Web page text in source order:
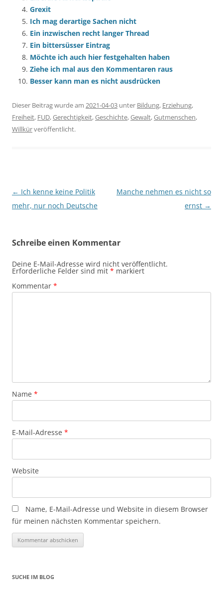
Grexit
Ich mag derartige Sachen nicht
Ein inzwischen recht langer Thread
Ein bittersüsser Eintrag
Möchte ich auch hier festgehalten haben
Ziehe ich mal aus den Kommentaren raus
Besser kann man es nicht ausdrücken
Dieser Beitrag wurde am 2021-04-03 unter Bildung, Erziehung,
Freiheit, FUD,Gerechtigkeit,Geschichte,Gewalt,Gutmenschen,
Willkürveröffentlicht.
Beitragsnavigation
← Ich kenne keine Politik
mehr, nur noch Deutsche
Manche nehmen es nicht so
ernst →
Schreibe einen Kommentar
Deine E-Mail-Adresse wird nicht veröffentlicht.
Erforderliche Felder sind mit * markiert
Kommentar *
Name *
E-Mail-Adresse *
Website
Name, E-Mail-Adresse und Website in diesem Browser
für meinen nächsten Kommentar speichern.
SUCHE IM BLOG